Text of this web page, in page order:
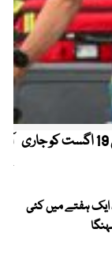
کیریبین پریمیئر لیگ ، قومی کرکٹرز کو این او سی 19 اگست کو جاری
ایک ہفتے میں کئی